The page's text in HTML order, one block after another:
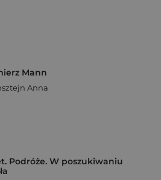
Mann
Anna
Podróże. W poszukiwaniu